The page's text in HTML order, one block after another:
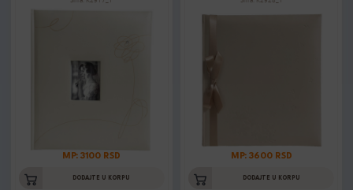
MP: 3100 RSD
DODAJTE U KORPU
MP: 3600 RSD
DODAJTE U KORPU